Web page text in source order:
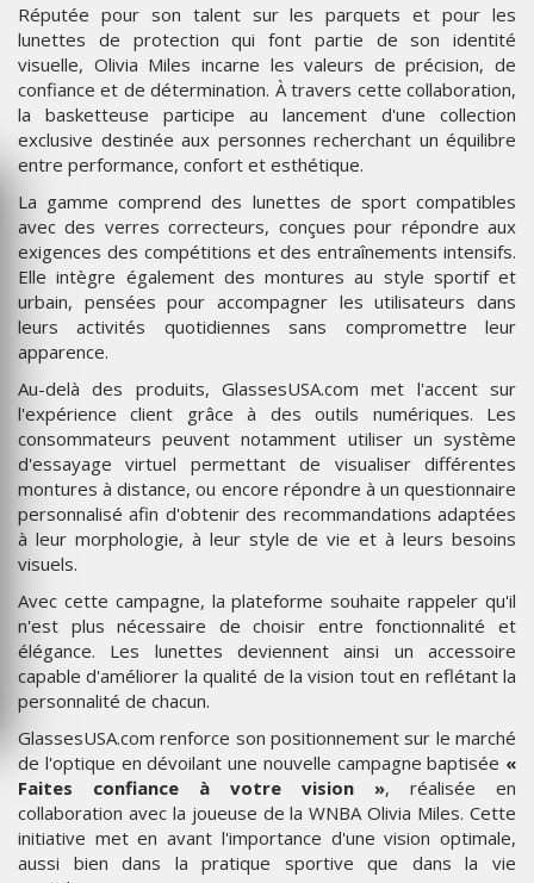
Réputée pour son talent sur les parquets et pour les
lunettes de protection qui font partie de son identité
visuelle, Olivia Miles incarne les valeurs de précision, de
confiance et de détermination. À travers cette collaboration,
la basketteuse participe au lancement d'une collection
exclusive destinée aux personnes recherchant un équilibre
entre performance, confort et esthétique.
La gamme comprend des lunettes de sport compatibles
avec des verres correcteurs, conçues pour répondre aux
exigences des compétitions et des entraînements intensifs.
Elle intègre également des montures au style sportif et
urbain, pensées pour accompagner les utilisateurs dans
leurs activités quotidiennes sans compromettre leur
apparence.
Au-delà des produits, GlassesUSA.com met l'accent sur
l'expérience client grâce à des outils numériques. Les
consommateurs peuvent notamment utiliser un système
d'essayage virtuel permettant de visualiser différentes
montures à distance, ou encore répondre à un questionnaire
personnalisé afin d'obtenir des recommandations adaptées
à leur morphologie, à leur style de vie et à leurs besoins
visuels.
Avec cette campagne, la plateforme souhaite rappeler qu'il
n'est plus nécessaire de choisir entre fonctionnalité et
élégance. Les lunettes deviennent ainsi un accessoire
capable d'améliorer la qualité de la vision tout en reflétant la
personnalité de chacun.
GlassesUSA.com renforce son positionnement sur le marché
de l'optique en dévoilant une nouvelle campagne baptisée «
Faites confiance à votre vision », réalisée en
collaboration avec la joueuse de la WNBA Olivia Miles. Cette
initiative met en avant l'importance d'une vision optimale,
aussi bien dans la pratique sportive que dans la vie